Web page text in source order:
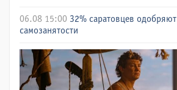
06.08 15:00 32% саратовцев
самозанятости